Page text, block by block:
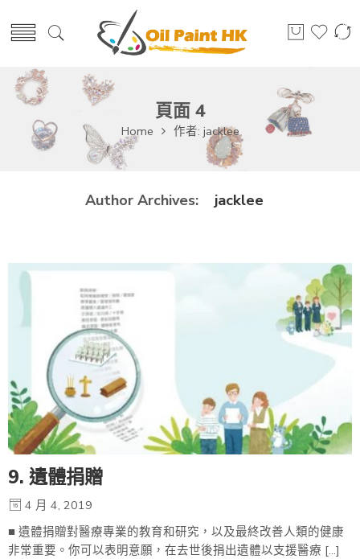
頁面 4
Home 作者: jacklee
Author Archives: jacklee
9. 遺體捐贈
4 月 4, 2019
■ 遺體捐贈對醫療專業的教育和研究，以及最終改善人類的健康
非常重要。你可以表明意願，在去世後捐出遺體以支援醫療 […]